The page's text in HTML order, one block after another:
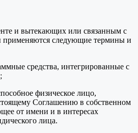
и вытекающих или связанным с
следующие термины и
средства, интегрированные с
физическое лицо,
Соглашению в собственном
от имени и в интересах
лица.